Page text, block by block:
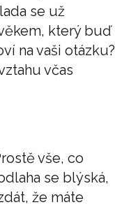
se už
který buď
na vaši otázku?
včas
vše, co
se blýská,
že máte